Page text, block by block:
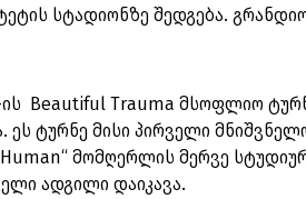
სტადიონზე შედგება.
Beautiful Trauma მსოფლიო
ტურნე მისი პირველი
Human“ მომღერლის მერვე
ადგილი დაიკავა.